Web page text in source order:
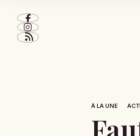
À LA UNE